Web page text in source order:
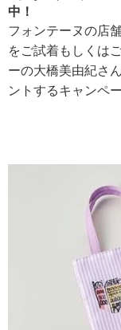
中！
フォンテーヌの店
をご試着もしくは
ーの大橋美由紀さ
ントするキャンペ